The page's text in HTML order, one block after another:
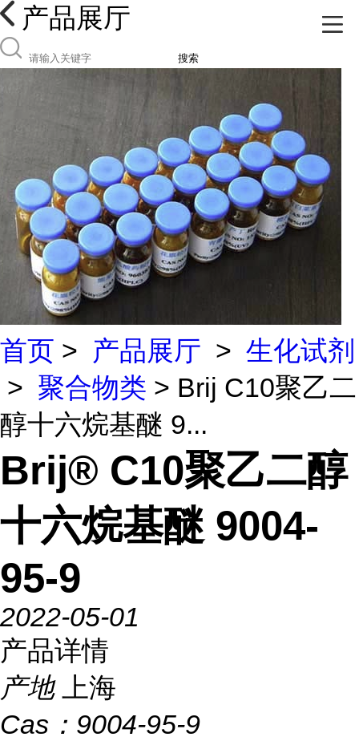
产品展厅
搜索
首页 > 产品展厅 > 生化试剂
> 聚合物类 > Brij C10聚乙二
醇十六烷基醚 9...
Brij® C10聚乙二醇
十六烷基醚 9004-
95-9
2022-05-01
产品详情
产地
上海
Cas： 9004-95-9